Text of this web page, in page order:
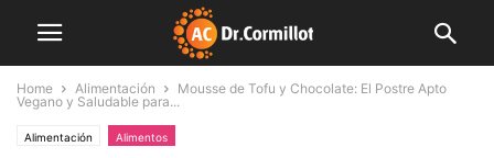
Home Alimentación
Mousse de Tofu y Chocolate: El Postre Apto
Vegano y Saludable para...
Alimentación Alimentos